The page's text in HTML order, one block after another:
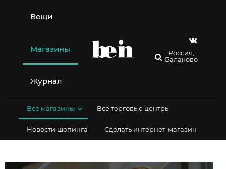
содержимому
Вещи
Магазины
Журнал
Россия,
Балаково
Все магазины Все торговые центры
Новости шопинга Сделать интернет-магазин